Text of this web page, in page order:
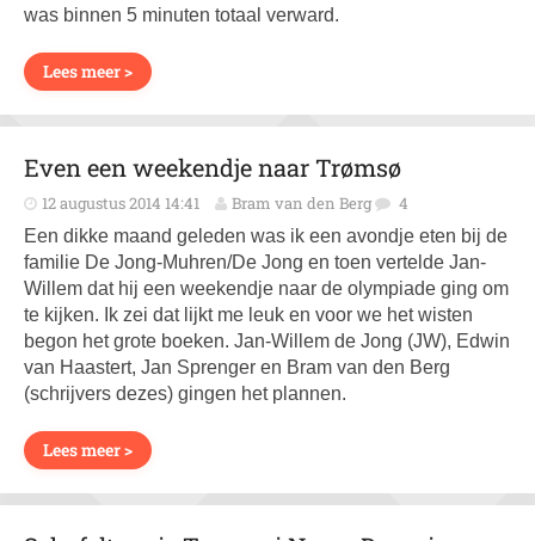
was binnen 5 minuten totaal verward.
Lees meer >
Even een weekendje naar Trømsø
12 augustus 2014 14:41 Bram van den Berg 4
Een dikke maand geleden was ik een avondje eten bij de
familie De Jong-Muhren/De Jong en toen vertelde Jan-
Willem dat hij een weekendje naar de olympiade ging om
te kijken. Ik zei dat lijkt me leuk en voor we het wisten
begon het grote boeken. Jan-Willem de Jong (JW), Edwin
van Haastert, Jan Sprenger en Bram van den Berg
(schrijvers dezes) gingen het plannen.
Lees meer >